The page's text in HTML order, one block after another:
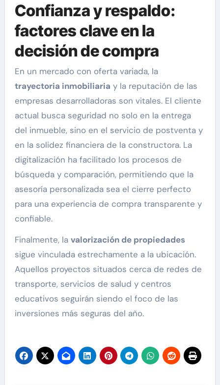
Confianza y respaldo:
factores clave en la
decisión de compra
En un mercado con oferta variada, la
trayectoria inmobiliaria y la reputación de las
empresas desarrolladoras son vitales. El cliente
actual busca seguridad no solo en la entrega
del inmueble, sino en el servicio de postventa y
en la solidez financiera de la constructora. La
digitalización ha facilitado los procesos de
búsqueda y comparación, permitiendo que la
asesoría personalizada sea el cierre perfecto
para una experiencia de compra transparente y
confiable.
Finalmente, la valorización de propiedades
sigue vinculada estrechamente a la ubicación.
Aquellos proyectos situados cerca de redes de
transporte, servicios de salud y centros
educativos seguirán siendo el foco de las
inversiones más seguras del año.